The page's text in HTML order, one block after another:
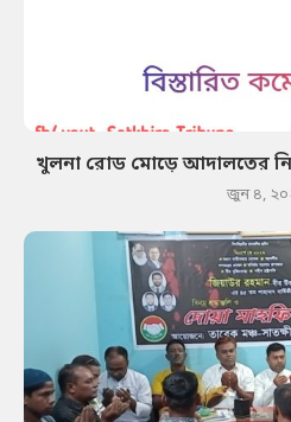
খুলনা রোড মোড়ে আদালতের
জুন ৪,